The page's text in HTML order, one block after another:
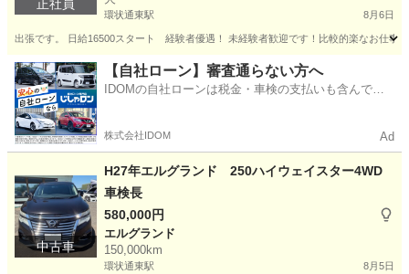
正社員
環状通東駅 8月6日
出張です。 日給16500スタート 経験者優遇！ 未経験者歓迎です！比較的楽なお仕
北海道 札幌市 環状通東駅 技術 未経験
【自社ローン】審査通らない方へ
IDOMの自社ローンは税金・車検の支払いも含んでい
株式会社IDOM Ad
中古車
H27年エルグランド 250ハイウェイスター4WD
車検長
580,000円
エルグランド
150,000km
環状通東駅 8月5日